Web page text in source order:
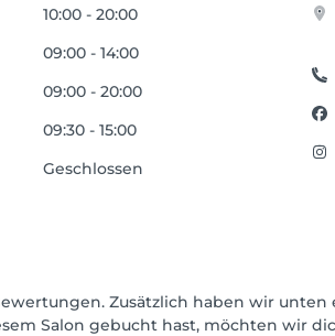
10:00 - 20:00
09:00 - 14:00
09:00 - 20:00
09:30 - 15:00
Geschlossen
Zusätzlich haben wir
Salon gebucht hast, möchten wir